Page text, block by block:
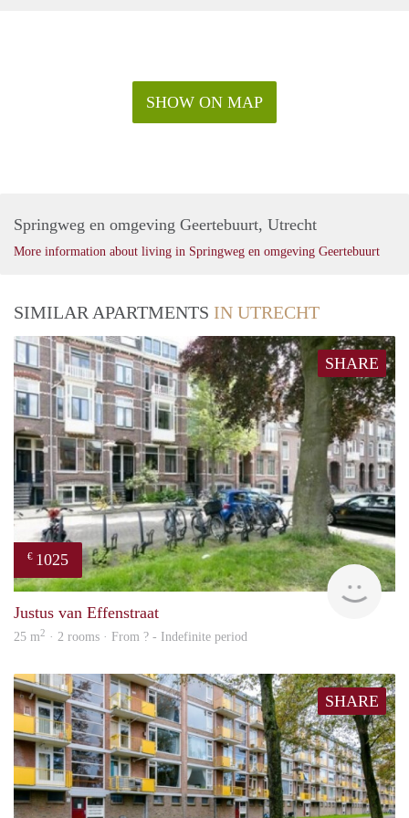
Voor meer informatie en bezichtigingen kunt u contact met
SHOW ON MAP
Springweg en omgeving Geertebuurt, Utrecht
More information about living in Springweg en omgeving Geertebuurt
SIMILAR APARTMENTS IN UTRECHT
SHARE
€ 1025
Justus van Effenstraat
25 m2 · 2 rooms · From ? - Indefinite period
SHARE